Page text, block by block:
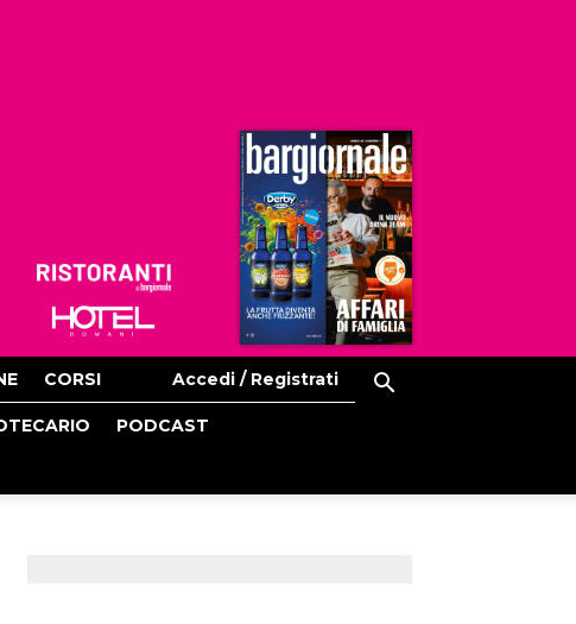
Ristoranti
Hoteldomani
CORSI Accedi / Registrati
PODCAST